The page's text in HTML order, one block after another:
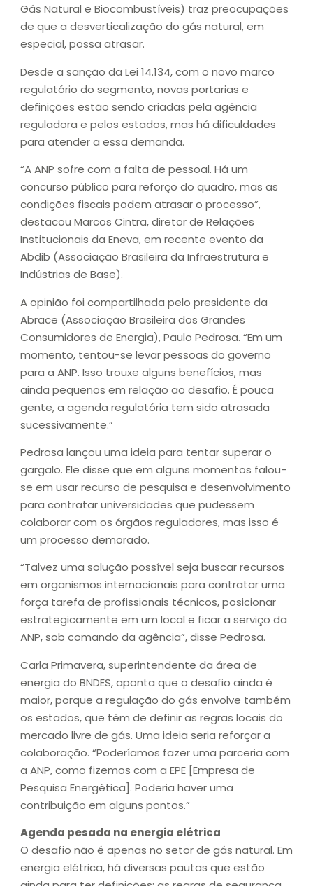
Gás Natural e Biocombustíveis) traz preocupações
de que a desverticalização do gás natural, em
especial, possa atrasar.
Desde a sanção da Lei 14.134, com o novo marco
regulatório do segmento, novas portarias e
definições estão sendo criadas pela agência
reguladora e pelos estados, mas há dificuldades
para atender a essa demanda.
“A ANP sofre com a falta de pessoal. Há um
concurso público para reforço do quadro, mas as
condições fiscais podem atrasar o processo”,
destacou Marcos Cintra, diretor de Relações
Institucionais da Eneva, em recente evento da
Abdib (Associação Brasileira da Infraestrutura e
Indústrias de Base).
A opinião foi compartilhada pelo presidente da
Abrace (Associação Brasileira dos Grandes
Consumidores de Energia), Paulo Pedrosa. “Em um
momento, tentou-se levar pessoas do governo
para a ANP. Isso trouxe alguns benefícios, mas
ainda pequenos em relação ao desafio. É pouca
gente, a agenda regulatória tem sido atrasada
sucessivamente.”
Pedrosa lançou uma ideia para tentar superar o
gargalo. Ele disse que em alguns momentos falou-
se em usar recurso de pesquisa e desenvolvimento
para contratar universidades que pudessem
colaborar com os órgãos reguladores, mas isso é
um processo demorado.
“Talvez uma solução possível seja buscar recursos
em organismos internacionais para contratar uma
força tarefa de profissionais técnicos, posicionar
estrategicamente em um local e ficar a serviço da
ANP, sob comando da agência”, disse Pedrosa.
Carla Primavera, superintendente da área de
energia do BNDES, aponta que o desafio ainda é
maior, porque a regulação do gás envolve também
os estados, que têm de definir as regras locais do
mercado livre de gás. Uma ideia seria reforçar a
colaboração. “Poderíamos fazer uma parceria com
a ANP, como fizemos com a EPE [Empresa de
Pesquisa Energética]. Poderia haver uma
contribuição em alguns pontos.”
Agenda pesada na energia elétrica
O desafio não é apenas no setor de gás natural. Em
energia elétrica, há diversas pautas que estão